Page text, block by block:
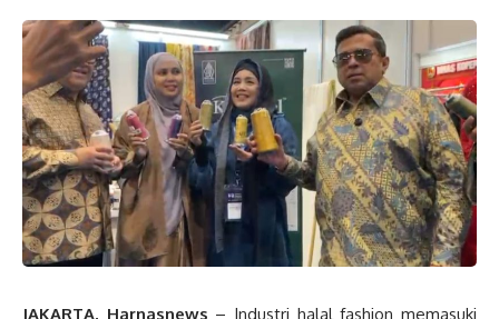
JAKARTA, Harnasnews – Industri halal fashion memasuki